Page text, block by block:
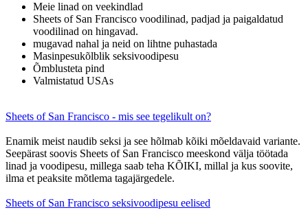
Meie linad on veekindlad
Sheets of San Francisco voodilinad, padjad ja paigaldatud
voodilinad on hingavad.
mugavad nahal ja neid on lihtne puhastada
Masinpesukõlblik seksivoodipesu
Õmblusteta pind
Valmistatud USAs
Sheets of San Francisco - mis see tegelikult on?
Enamik meist naudib seksi ja see hõlmab kõiki mõeldavaid variante.
Seepärast soovis Sheets of San Francisco meeskond välja töötada
linad ja voodipesu, millega saab teha KÕIKI, millal ja kus soovite,
ilma et peaksite mõtlema tagajärgedele.
Sheets of San Francisco seksivoodipesu eelised